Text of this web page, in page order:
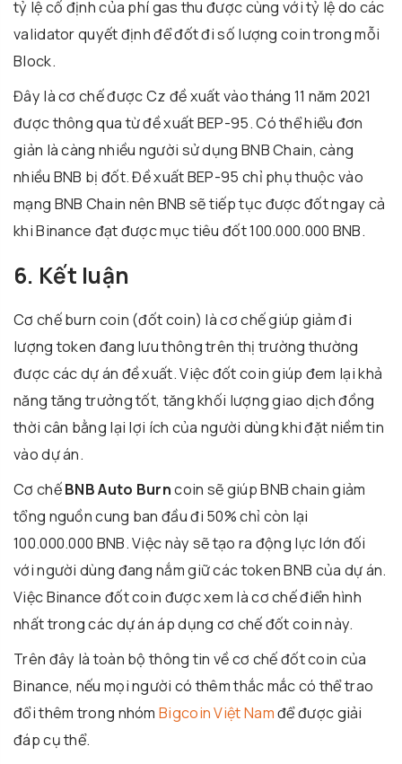
tỷ lệ cố định của phí gas thu được cùng với tỷ lệ do các
validator quyết định để đốt đi số lượng coin trong mỗi
Block.
Đây là cơ chế được Cz đề xuất vào tháng 11 năm 2021
được thông qua từ đề xuất BEP-95. Có thể hiểu đơn
giản là càng nhiều người sử dụng BNB Chain, càng
nhiều BNB bị đốt. Đề xuất BEP-95 chỉ phụ thuộc vào
mạng BNB Chain nên BNB sẽ tiếp tục được đốt ngay cả
khi Binance đạt được mục tiêu đốt 100.000.000 BNB.
6. Kết luận
Cơ chế burn coin (đốt coin) là cơ chế giúp giảm đi
lượng token đang lưu thông trên thị trường thường
được các dự án đề xuất. Việc đốt coin giúp đem lại khả
năng tăng trưởng tốt, tăng khối lượng giao dịch đồng
thời cân bằng lại lợi ích của người dùng khi đặt niềm tin
vào dự án.
Cơ chếBNB Auto Burncoin sẽ giúp BNB chain giảm
tổng nguồn cung ban đầu đi 50% chỉ còn lại
100.000.000 BNB. Việc này sẽ tạo ra động lực lớn đối
với người dùng đang nắm giữ các token BNB của dự án.
Việc Binance đốt coin được xem là cơ chế điển hình
nhất trong các dự án áp dụng cơ chế đốt coin này.
Trên đây là toàn bộ thông tin về cơ chế đốt coin của
Binance, nếu mọi người có thêm thắc mắc có thể trao
đổi thêm trong nhómBigcoin Việt Namđể được giải
đáp cụ thể.